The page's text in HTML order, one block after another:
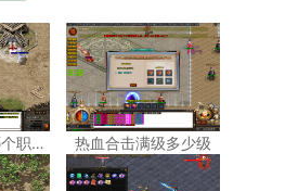
热血传奇手游哪个职业赚钱快一点 热血合击满级多少级